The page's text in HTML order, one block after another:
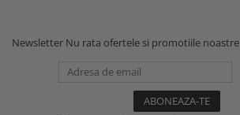
Newsletter Nu rata ofertele si promotiile noastre